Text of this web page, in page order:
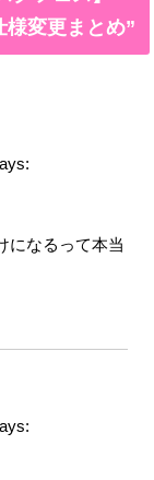
変更まとめ”
になるって本当